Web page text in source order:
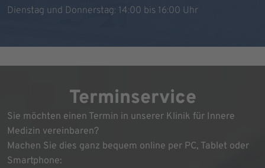
Dienstag und Donnerstag: 14:00 bis 16:00 Uhr
Terminservice
Sie möchten einen Termin in unserer Klinik für Innere
Medizin vereinbaren?
Machen Sie dies ganz bequem online per PC, Tablet oder
Smartphone: